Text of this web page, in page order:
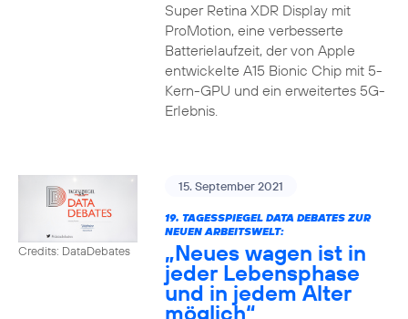
Super Retina XDR Display mit
ProMotion, eine verbesserte
Batterielaufzeit, der von Apple
entwickelte A15 Bionic Chip mit 5-
Kern-GPU und ein erweitertes 5G-
Erlebnis.
Credits: DataDebates
15. September 2021
19. TAGESSPIEGEL DATA DEBATES ZUR
NEUEN ARBEITSWELT:
„Neues wagen ist in
jeder Lebensphase
und in jedem Alter
möglich“